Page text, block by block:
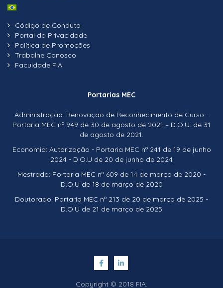
Código de Conduta
Portal da Privacidade
Política de Promoções
Trabalhe Conosco
Faculdade FIA
Portarias MEC
Administração: Renovação de Reconhecimento de Curso -
Portaria MEC nº 949 de 30 de agosto de 2021 – D.O.U. de 31
de agosto de 2021.
Economia: Autorização - Portaria MEC nº 241 de 19 de junho
2024 - D.O.U de 20 de junho de 2024
Mestrado: Portaria MEC nº 609 de 14 de março de 2020 -
D.O.U de 18 de março de 2020
Doutorado: Portaria MEC nº 213 de 20 de março de 2025 -
D.O.U de 21 de março de 2025
Copyright © 2018 FIA.